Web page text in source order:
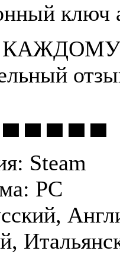
ключ
КАЖДОМУ
▀ ▀ ▀ ▀
Steam
PC